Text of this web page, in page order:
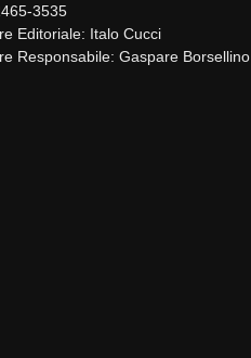
3535
Editoriale: Italo Cucci
Responsabile: Gaspare Borsellino